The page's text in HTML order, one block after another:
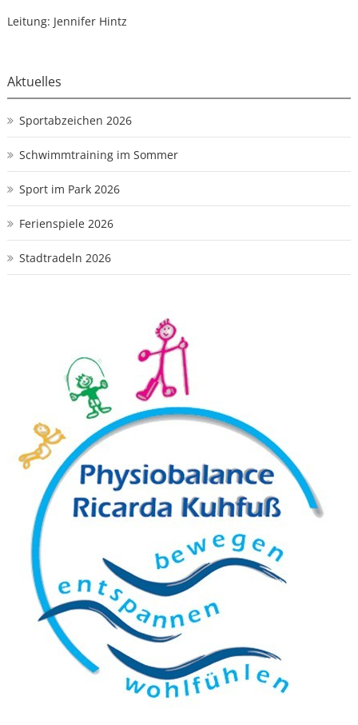
Leitung: Jennifer Hintz
Aktuelles
Sportabzeichen 2026
Schwimmtraining im Sommer
Sport im Park 2026
Ferienspiele 2026
Stadtradeln 2026